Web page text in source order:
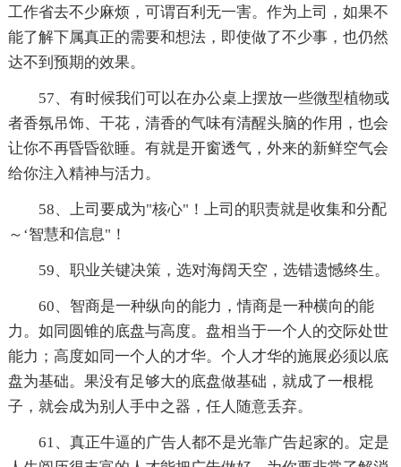
工作省去不少麻烦，可谓百利无一害。作为上司，如果不
能了解下属真正的需要和想法，即使做了不少事，也仍然
达不到预期的效果。
57、有时候我们可以在办公桌上摆放一些微型植物或
者香氛吊饰、干花，清香的气味有清醒头脑的作用，也会
让你不再昏昏欲睡。有就是开窗透气，外来的新鲜空气会
给你注入精神与活力。
58、上司要成为"核心"！上司的职责就是收集和分配
～‘智慧和信息"！
59、职业关键决策，选对海阔天空，选错遗憾终生。
60、智商是一种纵向的能力，情商是一种横向的能
力。如同圆锥的底盘与高度。盘相当于一个人的交际处世
能力；高度如同一个人的才华。个人才华的施展必须以底
盘为基础。果没有足够大的底盘做基础，就成了一根棍
子，就会成为别人手中之器，任人随意丢弃。
61、真正牛逼的广告人都不是光靠广告起家的。定是